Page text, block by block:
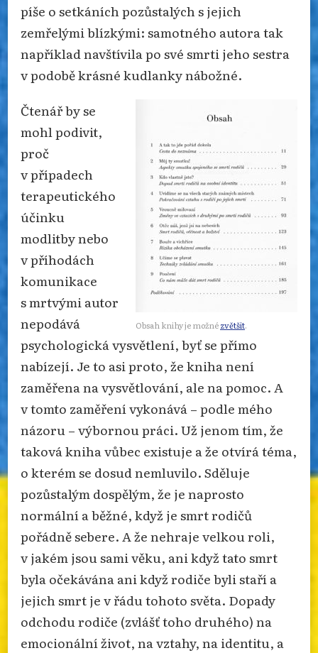
píše o setkáních pozůstalých s jejich
zemřelými blízkými: samotného autora tak
například navštívila po své smrti jeho sestra
v podobě krásné kudlanky nábožné.
Obsah knihy je možnézvětšit.
Čtenář by se
mohl podivit,
proč
v případech
terapeutického
účinku
modlitby nebo
v příhodách
komunikace
s mrtvými autor
nepodává
psychologická vysvětlení, byť se přímo
nabízejí. Je to asi proto, že kniha není
zaměřena na vysvětlování, ale na pomoc. A
v tomto zaměření vykonává – podle mého
názoru – výbornou práci. Už jenom tím, že
taková kniha vůbec existuje a že otvírá téma,
o kterém se dosud nemluvilo. Sděluje
pozůstalým dospělým, že je naprosto
normální a běžné, když je smrt rodičů
pořádně sebere. A že nehraje velkou roli,
v jakém jsou sami věku, ani když tato smrt
byla očekávána ani když rodiče byli staří a
jejich smrt je v řádu tohoto světa. Dopady
odchodu rodiče (zvlášť toho druhého) na
emocionální život, na vztahy, na identitu, a